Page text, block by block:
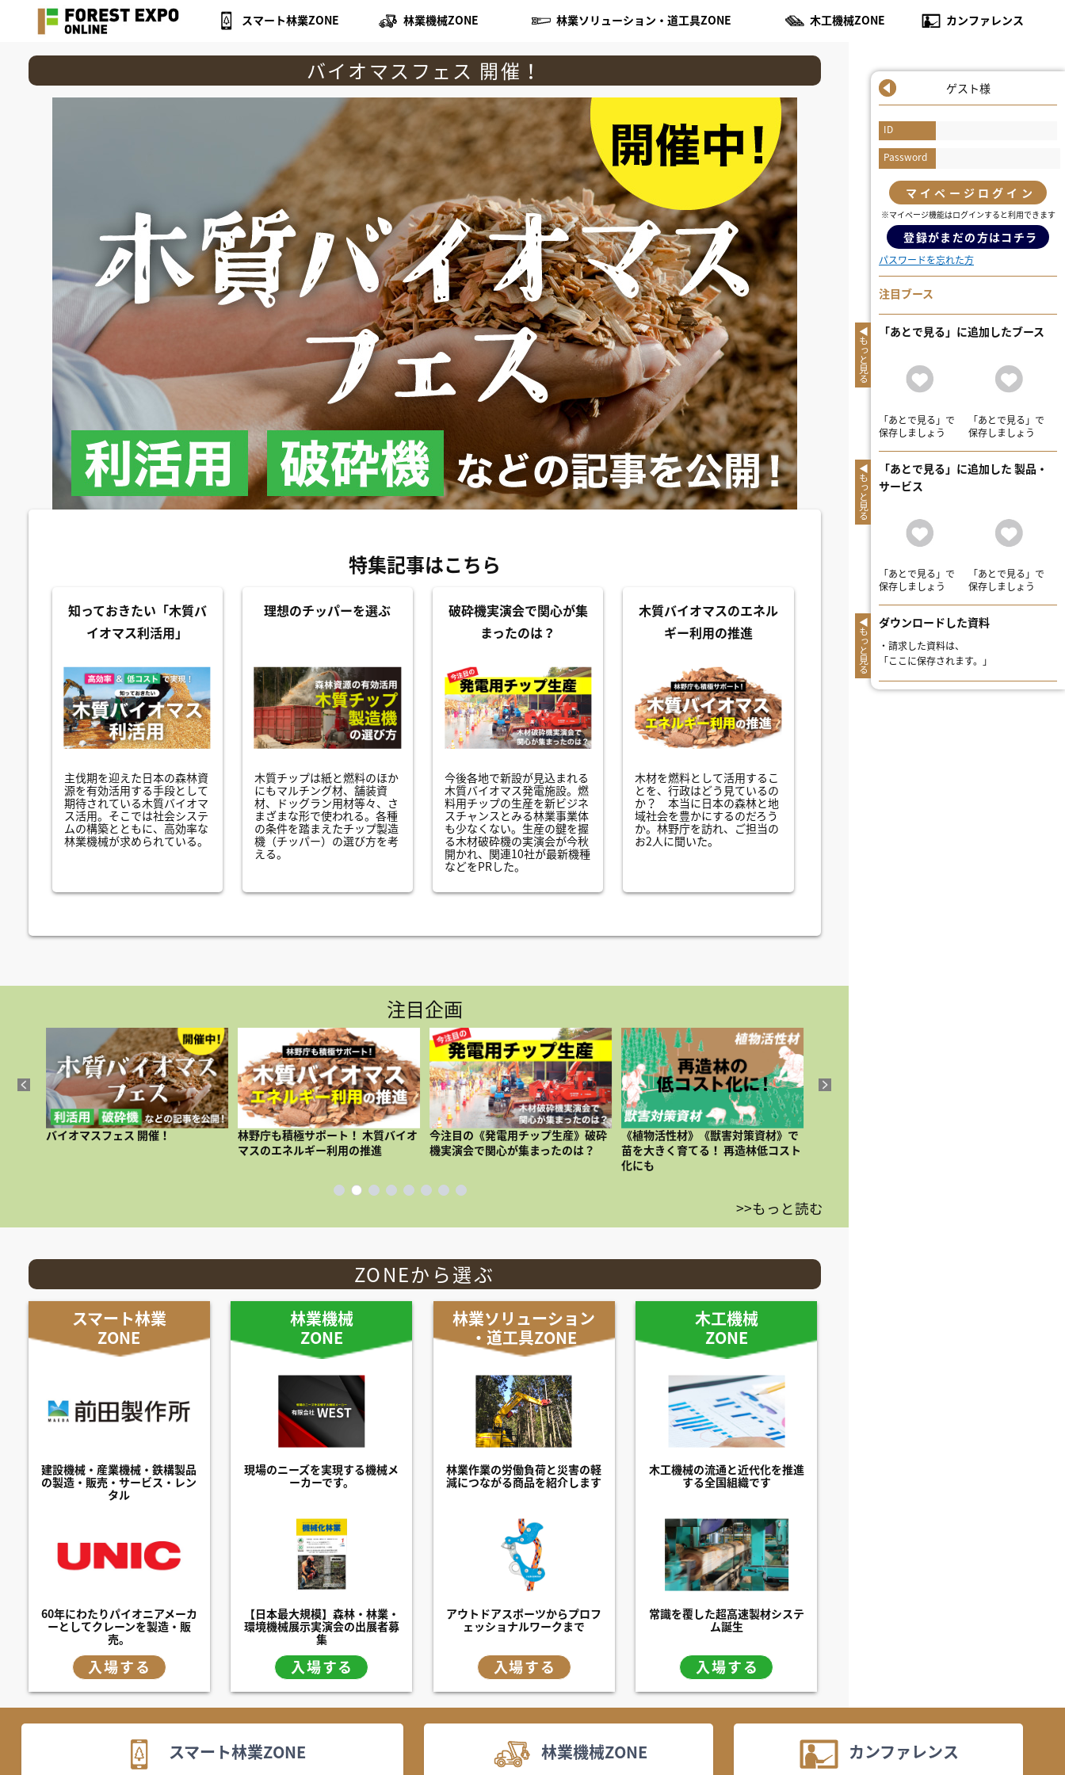
スマート林業ZONE 林業機械ZONE 林業ソリューション・道工具ZONE 木工機械ZONE カンファレンス
バイオマスフェス 開催！
特集記事はこちら
知っておきたい「木質バ
イオマス利活用」
主伐期を迎えた日本の森林資
源を有効活用する手段として
期待されている木質バイオマ
ス活用。そこでは社会システ
ムの構築とともに、高効率な
林業機械が求められている。
理想のチッパーを選ぶ
木質チップは紙と燃料のほか
にもマルチング材、舗装資
材、ドッグラン用材等々、さ
まざまな形で使われる。各種
の条件を踏まえたチップ製造
機（チッパー）の選び方を考
える。
破砕機実演会で関心が集
まったのは？
今後各地で新設が見込まれる
木質バイオマス発電施設。燃
料用チップの生産を新ビジネ
スチャンスとみる林業事業体
も少なくない。生産の鍵を握
る木材破砕機の実演会が今秋
開かれ、関連10社が最新機種
などをPRした。
木質バイオマスのエネル
ギー利用の推進
木材を燃料として活用するこ
とを、行政はどう見ているの
か？ 本当に日本の森林と地
域社会を豊かにするのだろう
か。林野庁を訪れ、ご担当の
お2人に聞いた。
注目企画
バイオマスフェス 開催！
林野庁も積極サポート！ 木質バイオ
マスのエネルギー利用の推進
今注目の《発電用チップ生産》破砕
機実演会で関心が集まったのは？
《植物活性材》《獣害対策資材》で
苗を大きく育てる！ 再造林低コスト
化にも
>>もっと読む
ZONEから選ぶ
スマート林業
ZONE
建設機械・産業機械・鉄構製品
の製造・販売・サービス・レン
タル
60年にわたりパイオニアメーカ
ーとしてクレーンを製造・販
売。
入場する
林業機械
ZONE
現場のニーズを実現する機械メ
ーカーです。
【日本最大規模】森林・林業・
環境機械展示実演会の出展者募
集
入場する
林業ソリューション
・道工具ZONE
林業作業の労働負荷と災害の軽
減につながる商品を紹介します
アウトドアスポーツからプロフ
ェッショナルワークまで
入場する
木工機械
ZONE
木工機械の流通と近代化を推進
する全国組織です
常識を覆した超高速製材システ
ム誕生
入場する
ゲスト様
ID
Password
マイページログイン
※マイページ機能はログインすると利用できます
登録がまだの方はコチラ
パスワードを忘れた方
注目ブース
「あとで見る」に追加したブース
「あとで見る」で
保存しましょう
「あとで見る」で
保存しましょう
もっと見る
「あとで見る」に追加した 製品・
サービス
「あとで見る」で
保存しましょう
「あとで見る」で
保存しましょう
もっと見る
ダウンロードした資料
・ 請求した資料は、
「ここに保存されます。」
もっと見る
スマート林業ZONE 林業機械ZONE カンファレンス